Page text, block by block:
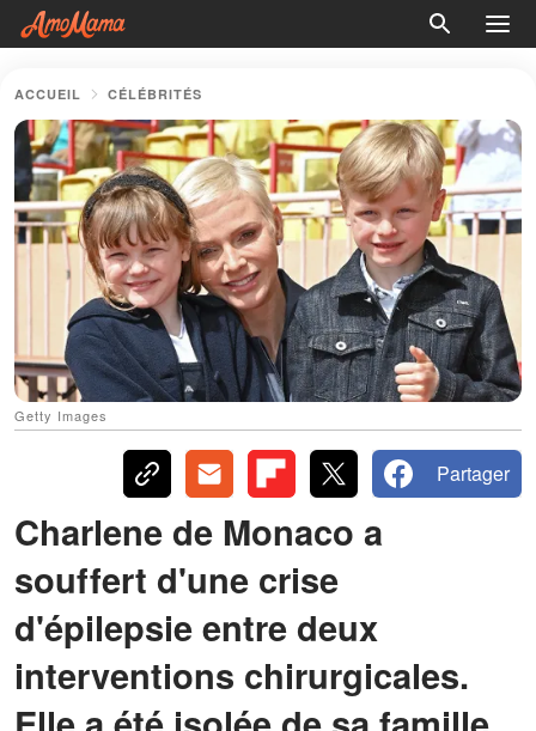
ACCUEIL CÉLÉBRITÉS
Getty Images
Partager
Charlene de Monaco a
souffert d'une crise
d'épilepsie entre deux
interventions chirurgicales.